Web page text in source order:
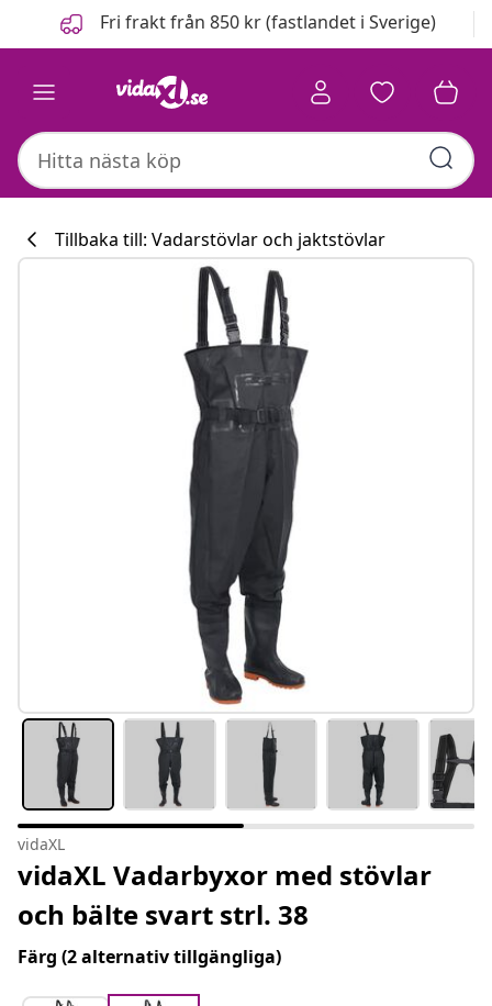
FöregåendeFri frakt från 850 kr (fastlandet i Sverige)
Tillbaka till: Vadarstövlar och jaktstövlar
vidaXL
vidaXL Vadarbyxor med stövlar
och bälte svart strl. 38
Färg (2 alternativ tillgängliga)